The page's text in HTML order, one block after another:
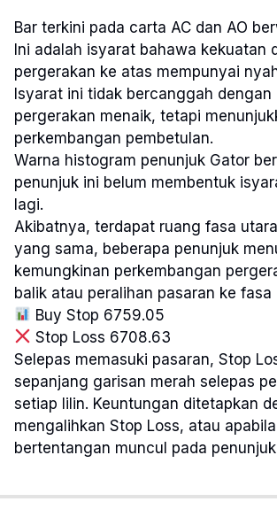
Bar terkini pada carta AC dan AO
Ini adalah isyarat bahawa kekuatan
pergerakan ke atas mempunyai
Isyarat ini tidak bercanggah dengan
pergerakan menaik, tetapi
perkembangan pembetulan.
Warna histogram penunjuk Gator
penunjuk ini belum membentuk
lagi.
Akibatnya, terdapat ruang fasa
yang sama, beberapa penunjuk
kemungkinan perkembangan
balik atau peralihan pasaran ke fasa
Buy Stop 6759.05
Stop Loss 6708.63
Selepas memasuki pasaran, Stop
sepanjang garisan merah selepas
setiap lilin. Keuntungan ditetapkan
mengalihkan Stop Loss, atau
bertentangan muncul pada